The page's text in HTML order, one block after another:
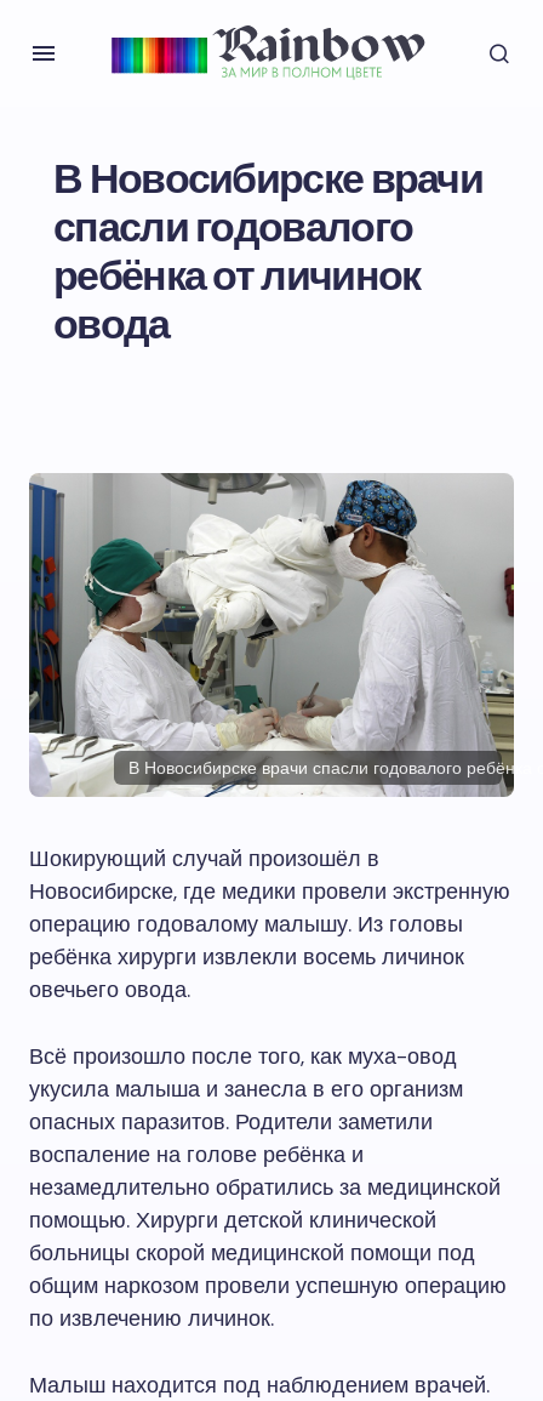
В Новосибирске врачи
спасли годовалого
ребёнка от личинок
овода
В Новосибирске врачи спасли годовалого ребёнка
Шокирующий случай произошёл в
Новосибирске, где медики провели экстренную
операцию годовалому малышу. Из головы
ребёнка хирурги извлекли восемь личинок
овечьего овода.
Всё произошло после того, как муха-овод
укусила малыша и занесла в его организм
опасных паразитов. Родители заметили
воспаление на голове ребёнка и
незамедлительно обратились за медицинской
помощью. Хирурги детской клинической
больницы скорой медицинской помощи под
общим наркозом провели успешную операцию
по извлечению личинок.
Малыш находится под наблюдением врачей.